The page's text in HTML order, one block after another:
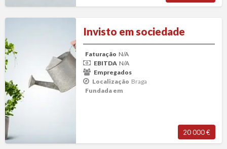
em
sociedade
Invisto em sociedade
Faturação N/A
EBITDA N/A
Empregados
Localização Braga
Fundada em
20 000 €